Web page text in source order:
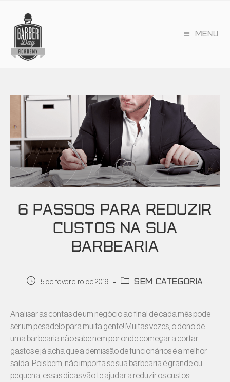
MENU
6 PASSOS PARA REDUZIR
CUSTOS NA SUA
BARBEARIA
5 de fevereiro de 2019 Sem categoria
Analisar as contas de um negócio ao final de cada mês pode
ser um pesadelo para muita gente! Muitas vezes, o dono de
uma barbearia não sabe nem por onde começar a cortar
gastos e já acha que a demissão de funcionários é a melhor
saída. Pois bem, não importa se sua barbearia é grande ou
pequena, essas dicas vão te ajudar a reduzir os custos: